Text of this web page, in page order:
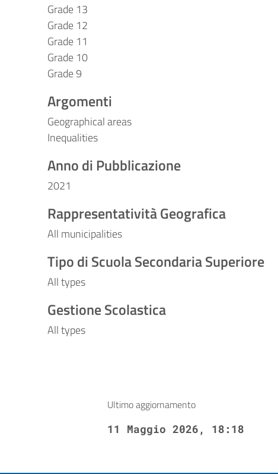
Grade 13
Grade 12
Grade 11
Grade 10
Grade 9
Argomenti
Geographical areas
Inequalities
Anno di Pubblicazione
2021
Rappresentatività Geografica
All municipalities
Tipo di Scuola Secondaria Superiore
All types
Gestione Scolastica
All types
Ultimo aggiornamento
11 Maggio 2026, 18:18